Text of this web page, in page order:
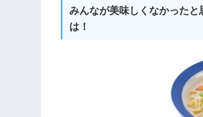
みんなが美味しくなかった
は！